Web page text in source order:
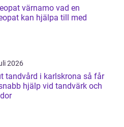
värnamo vad en
kan hjälpa till med
2026
tandvård i karlskrona så får
hjälp vid tandvärk och